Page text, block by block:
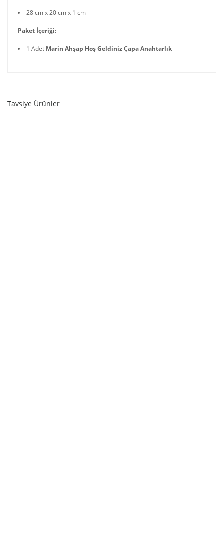
28 cm x 20 cm x 1 cm
Paket İçeriği:
1 Adet Marin Ahşap Hoş Geldiniz Çapa Anahtarlık
Tavsiye Ürünler